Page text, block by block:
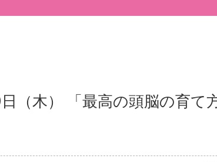
（木） 「最高の頭脳の育て